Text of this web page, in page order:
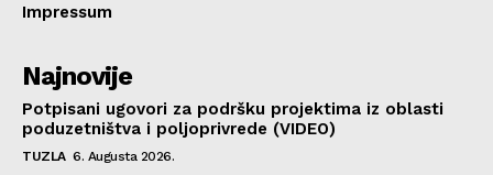
Impressum
Najnovije
Potpisani ugovori za podršku projektima iz oblasti
poduzetništva i poljoprivrede (VIDEO)
TUZLA 6. Augusta 2026.